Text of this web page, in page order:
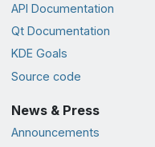
API Documentation
Qt Documentation
KDE Goals
Source code
News & Press
Announcements